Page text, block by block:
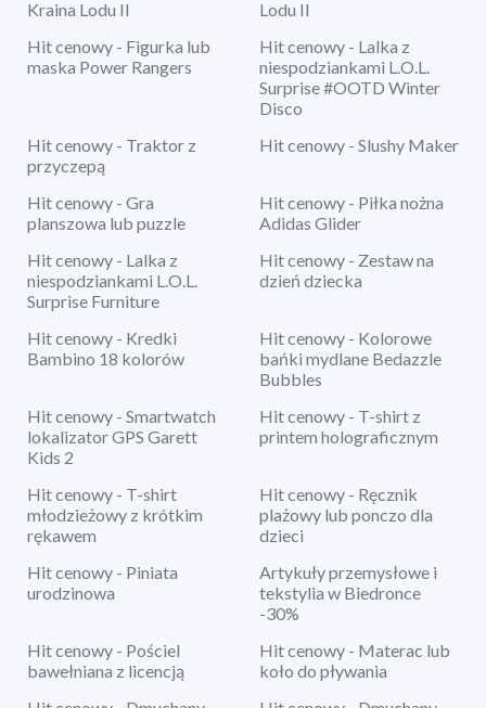
Kraina Lodu II
Lodu II
Hit cenowy - Figurka lub
maska Power Rangers
Hit cenowy - Lalka z
niespodziankami L.O.L.
Surprise #OOTD Winter
Disco
Hit cenowy - Traktor z
przyczepą
Hit cenowy - Slushy Maker
Hit cenowy - Gra
planszowa lub puzzle
Hit cenowy - Piłka nożna
Adidas Glider
Hit cenowy - Lalka z
niespodziankami L.O.L.
Surprise Furniture
Hit cenowy - Zestaw na
dzień dziecka
Hit cenowy - Kredki
Bambino 18 kolorów
Hit cenowy - Kolorowe
bańki mydlane Bedazzle
Bubbles
Hit cenowy - Smartwatch
lokalizator GPS Garett
Kids 2
Hit cenowy - T-shirt z
printem holograficznym
Hit cenowy - T-shirt
młodzieżowy z krótkim
rękawem
Hit cenowy - Ręcznik
plażowy lub ponczo dla
dzieci
Hit cenowy - Piniata
urodzinowa
Artykuły przemysłowe i
tekstylia w Biedronce
-30%
Hit cenowy - Pościel
bawełniana z licencją
Hit cenowy - Materac lub
koło do pływania